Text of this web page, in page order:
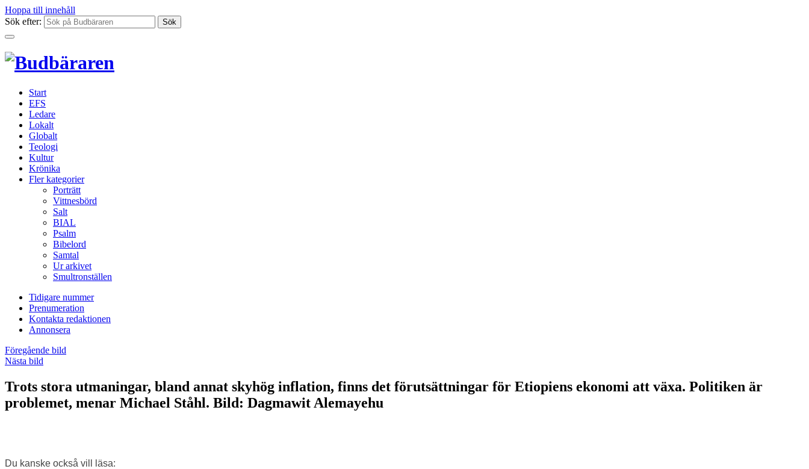
Hoppa till innehåll
Sök efter:
Start
EFS
Ledare
Lokalt
Globalt
Teologi
Kultur
Krönika
Fler kategorier
Porträtt
Vittnesbörd
Salt
BIAL
Psalm
Bibelord
Samtal
Ur arkivet
Smultronställen
Tidigare nummer
Prenumeration
Kontakta redaktionen
Annonsera
Föregående bild
Nästa bild
Trots stora utmaningar, bland annat skyhög inflation, finns det förutsättningar för Etiopiens ekonomi att växa. Politiken är
problemet, menar Michael Ståhl. Bild: Dagmawit Alemayehu
Du kanske också vill läsa: